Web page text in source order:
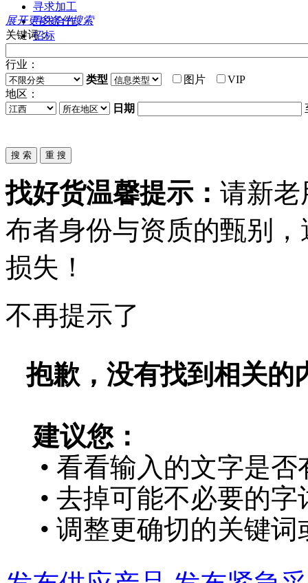
寻求加工
寻求合作
招标
展开更多条件搜索
关键词：
行业：
类型
图片
VIP
地区：
日期
找好货温馨提示： 请新老
布者身份与资质的甄别
损失！
不再提示了
抱歉，没有找到相关的
建议您：
• 看看输入的文字是否
• 去掉可能不必要的字
• 调整更确切的关键